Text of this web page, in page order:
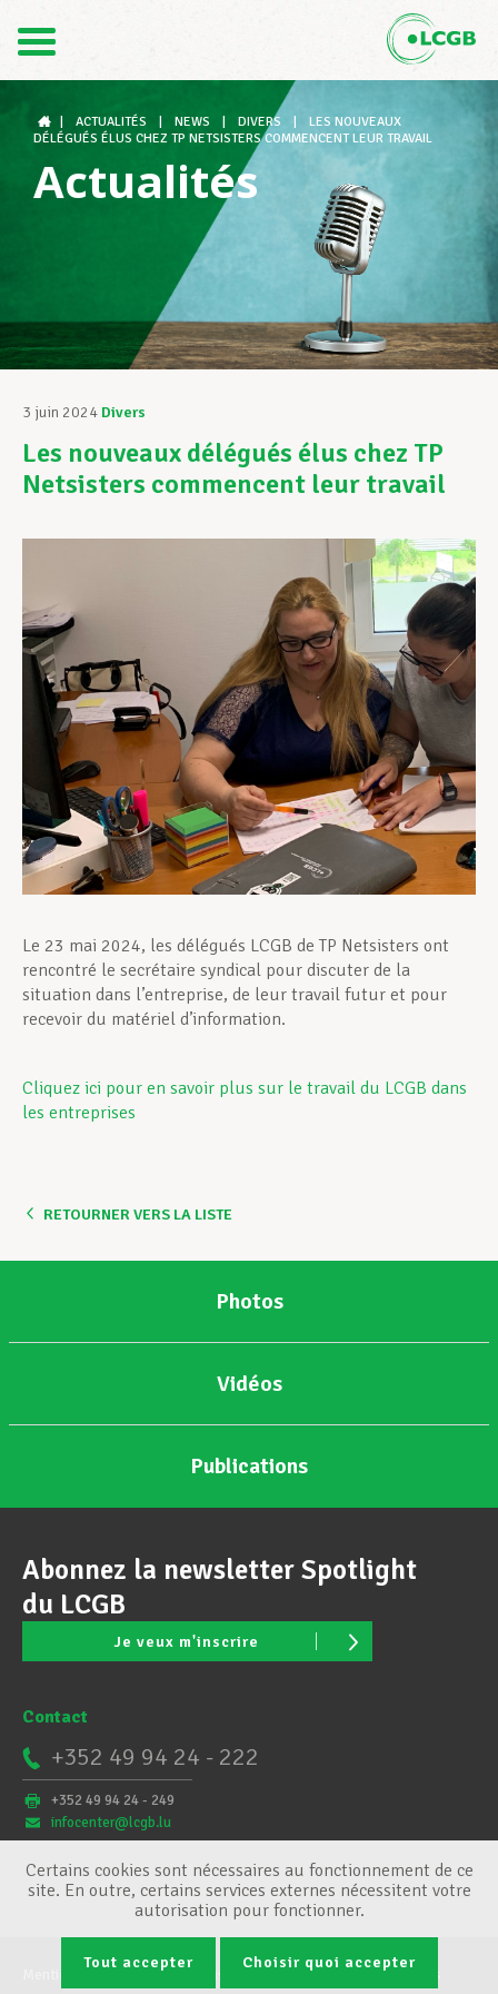
DE
Le LCGB
Structures syndicales
Assistance au Travail
Vos droits
Développement professionnel
Devenir Membre
Actualités
ACTUALITÉS NEWS DIVERS
LES NOUVEAUX
DÉLÉGUÉS ÉLUS CHEZ TP NETSISTERS COMMENCENT LEUR TRAVAIL
Actualités
3 juin 2024 Divers
Les nouveaux délégués élus chez TP
Netsisters commencent leur travail
Le 23 mai 2024, les délégués LCGB de TP Netsisters ont
rencontré le secrétaire syndical pour discuter de la
situation dans l’entreprise, de leur travail futur et pour
recevoir du matériel d’information.
Cliquez ici pour en savoir plus sur le travail du LCGB dans
les entreprises
RETOURNER VERS LA LISTE
Photos
Vidéos
Publications
Abonnez la newsletter Spotlight
du LCGB
Je veux m'inscrire
Contact
+352 49 94 24 - 222
+352 49 94 24 - 249
infocenter@lcgb.lu
Conditions générales Gestion des cookies
Certains cookies sont nécessaires au fonctionnement de ce
site. En outre, certains services externes nécessitent votre
autorisation pour fonctionner.
Tout accepter Choisir quoi accepter